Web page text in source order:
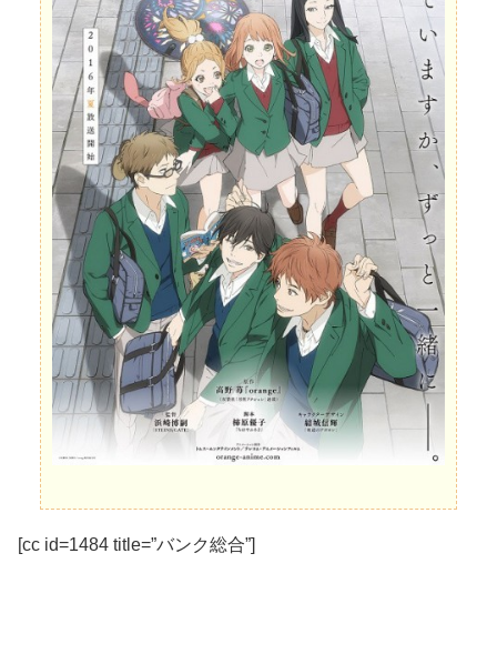
[cc id=1484 title=”バンク総合”]